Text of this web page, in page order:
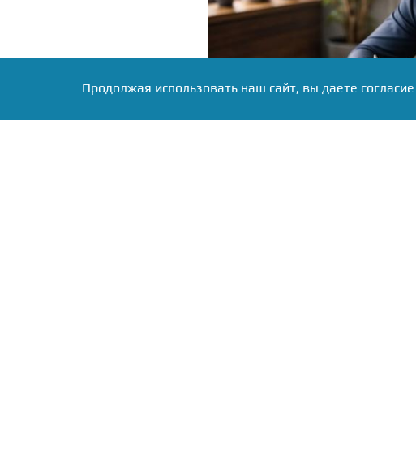
Продолжая использовать наш сайт, вы даете